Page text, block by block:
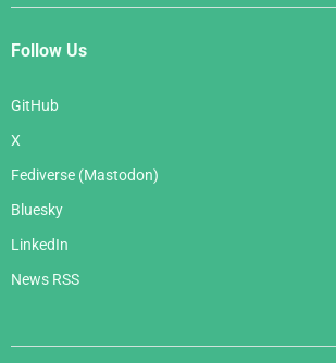
Follow Us
GitHub
X
Fediverse (Mastodon)
Bluesky
LinkedIn
News RSS